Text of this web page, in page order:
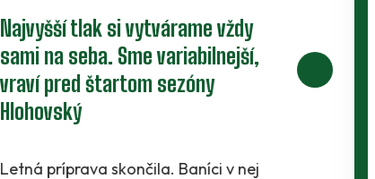
Nové zmluvy pre trojicu
perspektívnych dorastencov
Tesne pred štartom novej sezóny presvedčili
Filip Krpelan a Ľudovít Lenhart. Prví dvaja…